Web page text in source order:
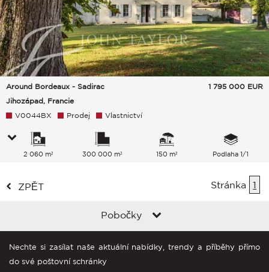
Around Bordeaux - Sadirac
Jihozápad, Francie
1 795 000 EUR
V0044BX Prodej Vlastnictví
2 060 m² 300 000 m² 150 m² Podlaha 1/1
ZPĚT Stránka 1
Pobočky
Nechte si zasílat naše aktuální nabídky, trendy a příběhy přímo
do své poštovní schránky